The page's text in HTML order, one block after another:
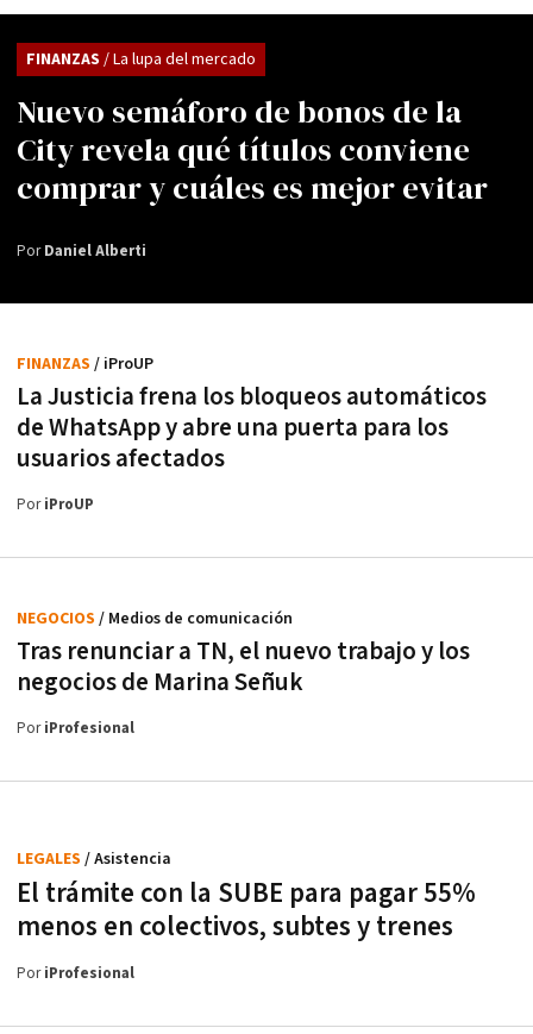
Nuevo semáforo de bonos de la
City revela qué títulos conviene
comprar y cuáles es mejor evitar
FINANZAS / La lupa del mercado
PorDaniel Alberti
La Justicia frena los bloqueos automáticos
de WhatsApp y abre una puerta para los
usuarios afectados
FINANZAS / iProUP
PoriProUP
Tras renunciar a TN, el nuevo trabajo y los
negocios de Marina Señuk
NEGOCIOS / Medios de comunicación
PoriProfesional
El trámite con la SUBE para pagar 55%
menos en colectivos, subtes y trenes
LEGALES / Asistencia
PoriProfesional